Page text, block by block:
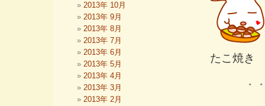
たこ焼き
・
2013年 10月
2013年 9月
2013年 8月
2013年 7月
2013年 6月
2013年 5月
2013年 4月
2013年 3月
2013年 2月